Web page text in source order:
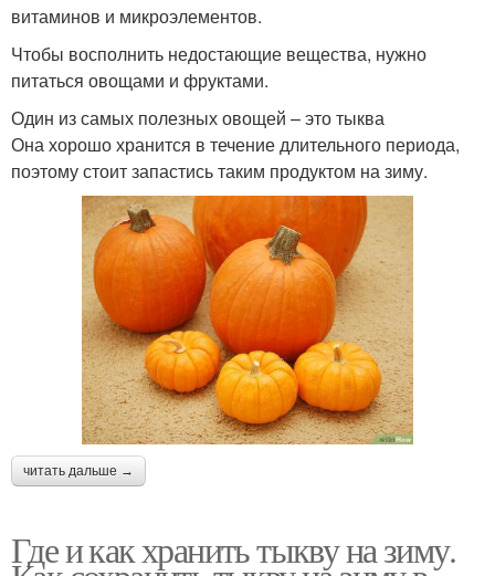
витаминов и микроэлементов.
Чтобы восполнить недостающие вещества, нужно
питаться овощами и фруктами.
Один из самых полезных овощей – это тыква
Она хорошо хранится в течение длительного периода,
поэтому стоит запастись таким продуктом на зиму.
читать дальше →
Где и как хранить тыкву на зиму.